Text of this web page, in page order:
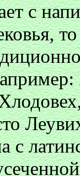
с
с